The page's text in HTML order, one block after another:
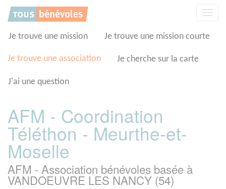
Je trouve une mission Je trouve une mission courte
Je trouve une association Je cherche sur la carte
J'ai une question
AFM - Coordination
Téléthon - Meurthe-et-
Moselle
AFM - Association bénévoles basée à
VANDOEUVRE LES NANCY (54)
Panneau de gestion des cookies